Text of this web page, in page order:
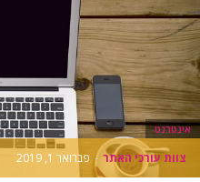
צוות עורכי האתר - פברואר 1, 2019
אינטרנט